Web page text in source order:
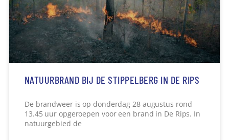
NATUURBRAND BIJ DE STIPPELBERG IN DE RIPS
De brandweer is op donderdag 28 augustus rond
13.45 uur opgeroepen voor een brand in De Rips. In
natuurgebied de